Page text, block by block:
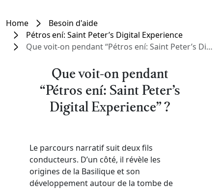
Home
Besoin d'aide
Pétros ení: Saint Peter’s Digital Experience
Que voit-on pendant “Pétros ení: Saint Peter’s Digital Experience” ?
Que voit-on pendant
“Pétros ení: Saint Peter’s
Digital Experience” ?
Le parcours narratif suit deux fils
conducteurs. D’un côté, il révèle les
origines de la Basilique et son
développement autour de la tombe de